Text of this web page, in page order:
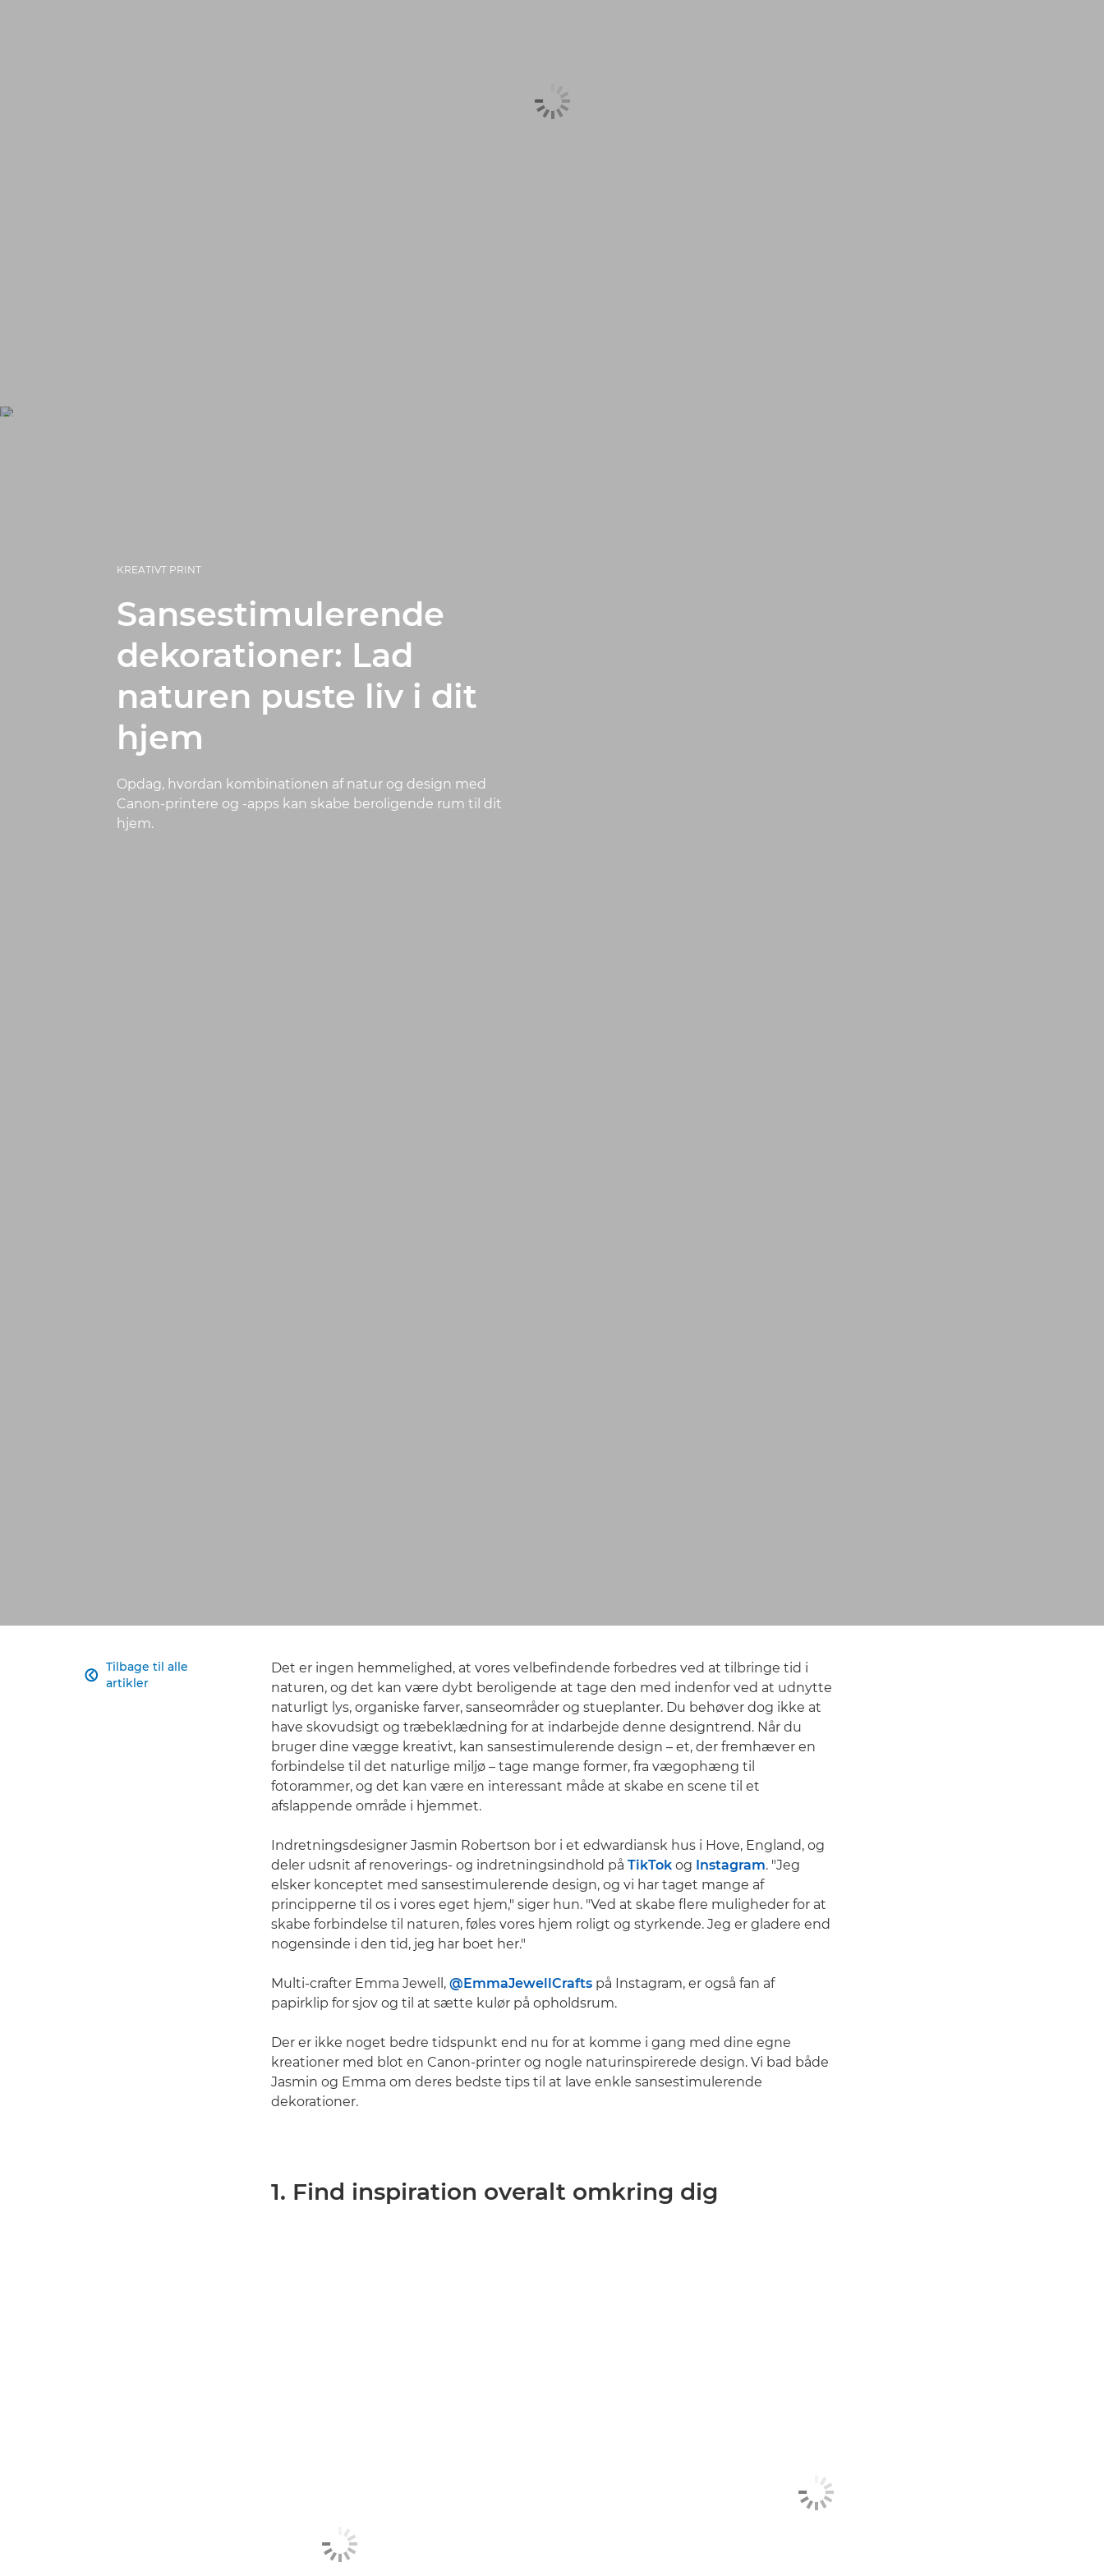
KREATIVT PRINT
Sansestimulerende
dekorationer: Lad
naturen puste liv i dit
hjem
Opdag, hvordan kombinationen af natur og design med
Canon-printere og -apps kan skabe beroligende rum til dit
hjem.
Tilbage til alle
artikler

Det er ingen hemmelighed, at vores velbefindende forbedres ved at tilbringe tid i
naturen, og det kan være dybt beroligende at tage den med indenfor ved at udnytte
naturligt lys, organiske farver, sanseområder og stueplanter. Du behøver dog ikke at
have skovudsigt og træbeklædning for at indarbejde denne designtrend. Når du
bruger dine vægge kreativt, kan sansestimulerende design – et, der fremhæver en
forbindelse til det naturlige miljø – tage mange former, fra vægophæng til
fotorammer, og det kan være en interessant måde at skabe en scene til et
afslappende område i hjemmet.
Indretningsdesigner Jasmin Robertson bor i et edwardiansk hus i Hove, England, og
deler udsnit af renoverings- og indretningsindhold på TikTok og Instagram. "Jeg
elsker konceptet med sansestimulerende design, og vi har taget mange af
principperne til os i vores eget hjem," siger hun. "Ved at skabe flere muligheder for at
skabe forbindelse til naturen, føles vores hjem roligt og styrkende. Jeg er gladere end
nogensinde i den tid, jeg har boet her."
Multi-crafter Emma Jewell, @EmmaJewellCrafts på Instagram, er også fan af
papirklip for sjov og til at sætte kulør på opholdsrum.
Der er ikke noget bedre tidspunkt end nu for at komme i gang med dine egne
kreationer med blot en Canon-printer og nogle naturinspirerede design. Vi bad både
Jasmin og Emma om deres bedste tips til at lave enkle sansestimulerende
dekorationer.
1. Find inspiration overalt omkring dig